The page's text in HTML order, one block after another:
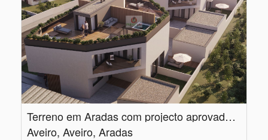
Terreno em Aradas com projecto aprovado para duas moradias
Aveiro, Aveiro, Aradas